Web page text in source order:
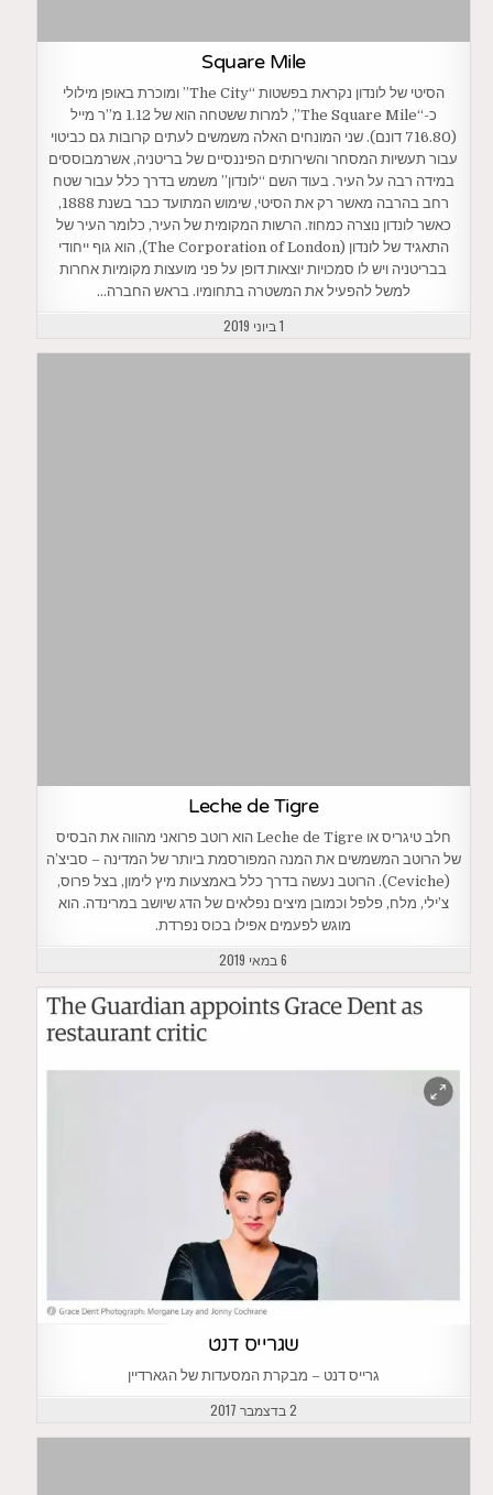
Square Mile
הסיטי של לונדון נקראת בפשטות “The City” ומוכרת באופן מילולי
כ-“The Square Mile”, למרות ששטחה הוא של 1.12 מ”ר מייל
(716.80 דונם). שני המונחים האלה משמשים לעתים קרובות גם כביטוי
עבור תעשיות המסחר והשירותים הפיננסיים של בריטניה, אשרמבוססים
במידה רבה על העיר. בעוד השם “לונדון” משמש בדרך כלל עבור שטח
רחב בהרבה מאשר רק את הסיטי, שימוש המתועד כבר בשנת 1888,
כאשר לונדון נוצרה כמחוז. הרשות המקומית של העיר, כלומר העיר של
התאגיד של לונדון (The Corporation of London), הוא גוף ייחודי
בבריטניה ויש לו סמכויות יוצאות דופן על פני מועצות מקומיות אחרות
למשל להפעיל את המשטרה בתחומיו. בראש החברה…
1 ביוני 2019
Leche de Tigre
חלב טיגריס או Leche de Tigre הוא רוטב פרואני מהווה את הבסיס
של הרוטב המשמשים את המנה המפורסמת ביותר של המדינה – סביצ’ה
(Ceviche). הרוטב נעשה בדרך כלל באמצעות מיץ לימון, בצל פרוס,
צ’ילי, מלח, פלפל וכמובן מיצים נפלאים של הדג שיושב במרינדה. הוא
מוגש לפעמים אפילו בכוס נפרדת.
6 במאי 2019
שגרייס דנט
גרייס דנט – מבקרת המסעדות של הגארדיין
2 בדצמבר 2017